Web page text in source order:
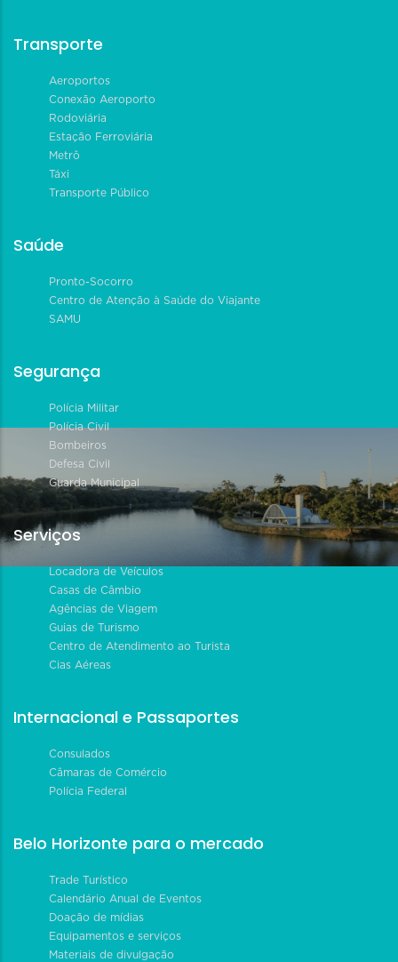
Transporte
Aeroportos
Conexão Aeroporto
Rodoviária
Estação Ferroviária
Metrô
Táxi
Transporte Público
Saúde
Pronto-Socorro
Centro de Atenção à Saúde do Viajante
SAMU
Segurança
Polícia Militar
Polícia Civil
Bombeiros
Defesa Civil
Guarda Municipal
Serviços
Locadora de Veículos
Casas de Câmbio
Agências de Viagem
Guias de Turismo
Centro de Atendimento ao Turista
Cias Aéreas
Internacional e Passaportes
Consulados
Câmaras de Comércio
Polícia Federal
Belo Horizonte para o mercado
Trade Turístico
Calendário Anual de Eventos
Doação de mídias
Equipamentos e serviços
Materiais de divulgação